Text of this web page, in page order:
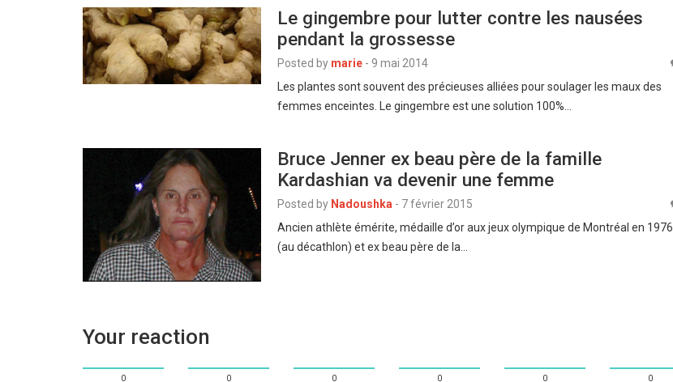
Le gingembre pour lutter contre les nausées
pendant la grossesse
Posted by marie - 9 mai 2014
Les plantes sont souvent des précieuses alliées pour soulager les maux des
femmes enceintes. Le gingembre est une solution 100%…
Bruce Jenner ex beau père de la famille
Kardashian va devenir une femme
Posted by Nadoushka - 7 février 2015
Ancien athlète émérite, médaille d’or aux jeux olympique de Montréal en 1976
(au décathlon) et ex beau père de la…
Your reaction
0 0 0 0 0 0